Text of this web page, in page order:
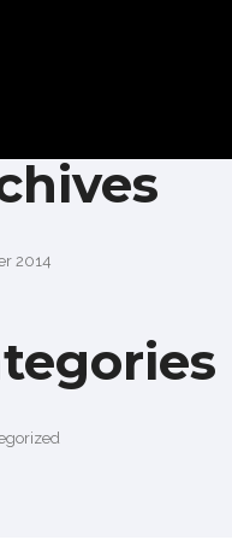
2014